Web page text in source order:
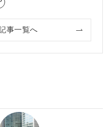
事一覧へ